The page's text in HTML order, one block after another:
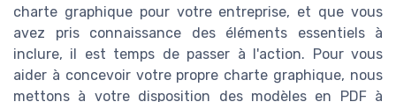
charte graphique pour votre entreprise, et que vous
avez pris connaissance des éléments essentiels à
inclure, il est temps de passer à l'action. Pour vous
aider à concevoir votre propre charte graphique, nous
mettons à votre disposition des modèles en PDF à